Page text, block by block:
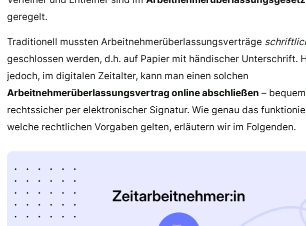
geregelt.
Traditionell mussten Arbeitnehmerüberlassungsverträge
geschlossen werden, d.h. auf Papier mit händischer Unterschrift.
jedoch, im digitalen Zeitalter, kann man einen solchen
Arbeitnehmerüberlassungsvertrag online abschließen –
rechtssicher per elektronischer Signatur. Wie genau das
welche rechtlichen Vorgaben gelten, erläutern wir im Folgenden.